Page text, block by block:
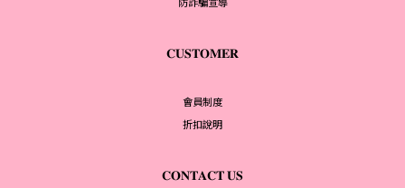
𝐂𝐔𝐒𝐓𝐎𝐌𝐄𝐑
會員制度
折扣說明
𝐂𝐎𝐍𝐓𝐀𝐂𝐓 𝐔𝐒